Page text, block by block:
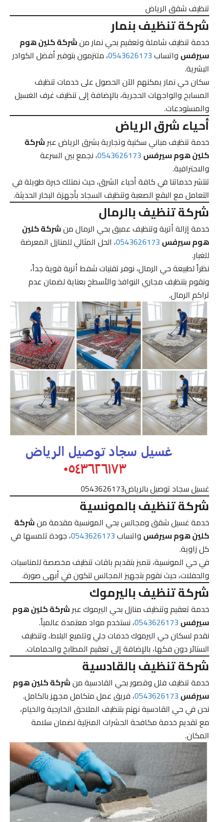
تنظيف شقق الرياض
شركة تنظيف بنمار
خدمة تنظيف شاملة وتعقيم بحي نمار منشركة كلين هوم
سيرفسواتساب0543626173، ملتزمون بتوفير أفضل الكوادر
البشرية.
سكان حي نمار يمكنهم الآن الحصول على خدمات تنظيف
المسابح والواجهات الحجرية، بالإضافة إلى تنظيف غرف الغسيل
والمستودعات.
أحياء شرق الرياض
خدمة تنظيف مباني سكنية وتجارية بشرق الرياض عبرشركة
كلين هوم سيرفس0543626173، نجمع بين السرعة
والاحترافية.
تنتشر خدماتنا في كافة أحياء الشرق، حيث نمتلك خبرة طويلة في
التعامل مع البقع الصعبة وتنظيف السجاد بأجهزة البخار الحديثة.
شركة تنظيف بالرمال
خدمة إزالة أتربة وتنظيف عميق بحي الرمال منشركة كلين
هوم سيرفس0543626173، الحل المثالي للمنازل المعرضة
للغبار.
نظراً لطبيعة حي الرمال، نوفر تقنيات شفط أتربة قوية جداً،
ونقوم بتنظيف مجاري النوافذ والأسطح بعناية لضمان عدم
تراكم الرمال.
غسيل سجاد توصيل بالرياض0543626173
شركة تنظيف بالمونسية
خدمة غسيل شقق ومجالس بحي المونسية مقدمة منشركة
كلين هوم سيرفسواتساب0543626173، جودة تلمسها في
كل زاوية.
في حي المونسية، نتميز بتقديم باقات تنظيف مخصصة للمناسبات
والحفلات، حيث نقوم بتجهيز المجالس لتكون في أبهى صورة.
شركة تنظيف باليرموك
خدمة تعقيم وتنظيف منازل بحي اليرموك عبرشركة كلين هوم
سيرفس0543626173، نستخدم مواد معتمدة عالمياً.
نقدم لسكان حي اليرموك خدمات جلي وتلميع البلاط، وتنظيف
الستائر دون فكها، بالإضافة إلى تعقيم المطابخ والحمامات.
شركة تنظيف بالقادسية
خدمة تنظيف فلل وقصور بحي القادسية منشركة كلين هوم
سيرفس0543626173، فريق عمل متكامل مجهز بالكامل.
نحن في حي القادسية نهتم بتنظيف الملاحق الخارجية والخيام،
مع تقديم خدمة مكافحة الحشرات المنزلية لضمان سلامة
المكان.